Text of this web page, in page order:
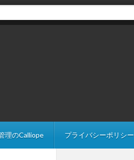
理のCalliope プライバシーポリシー
で参照を取得する際は継承にも注意